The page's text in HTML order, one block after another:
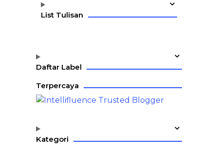
List Tulisan
Daftar Label
Terpercaya
Kategori